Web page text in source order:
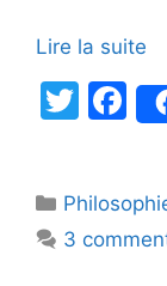
Lire la suite
T
er
F
a
e
b
Catégories
3